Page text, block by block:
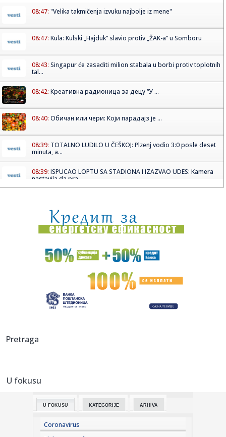
08:47: "Velika takmičenja izvuku najbolje iz mene"
08:47: Kula: Kulski „Hajduk“ slavio protiv „ŽAK-a“ u Somboru
08:43: Singapur će zasaditi milion stabala u borbi protiv toplotnih
tal...
08:42: Креативна радионица за децу “У ...
08:40: Обичан или чери: Који парадајз је ...
08:39: TOTALNO LUDILO U ČEŠKOJ: Plzenj vodio 3:0 posle deset
minuta, a...
08:39: ISPUCAO LOPTU SA STADIONA I IZAZVAO UDES: Kamera
nastavila da pra...
08:38:Jeziv napad u Beogradu: Devojka (18) povređena nožem!
08:38:Сајам екологије на Новосадском ...
Leto se ne predaje, i narednih dana sunčano i veoma toplo
08:35:On je zvanično najbolji mladi trubač u Guči: "Nastaviću da
železničk...
08:33:
08:33: Pitomi, tužni Dunav i vonj osušenog mulja: BBC u Bezdanu
Pretraga
U fokusu
U FOKUSU KATEGORIJE ARHIVA
Coronavirus